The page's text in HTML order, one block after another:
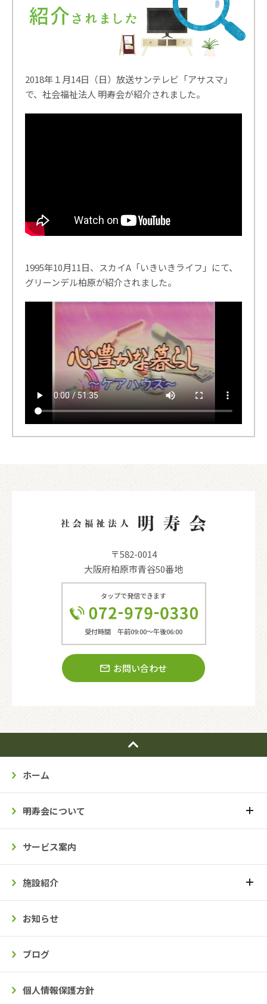
2018年１月14日（日）放送サンテレビ「アサスマ」
で、社会福祉法人 明寿会が紹介されました。
1995年10月11日、スカイA「いきいきライフ」にて、
グリーンデル柏原が紹介されました。
〒582-0014
大阪府柏原市青谷50番地
タップで発信できます
受付時間 午前09:00〜午後06:00
お問い合わせ
ホーム
明寿会について
サービス案内
施設紹介
お知らせ
ブログ
個人情報保護方針